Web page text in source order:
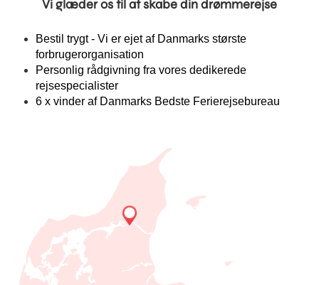
Vi glæder os til at skabe din drømmerejse
Bestil trygt - Vi er ejet af Danmarks største
forbrugerorganisation
Personlig rådgivning fra vores dedikerede
rejsespecialister
6 x vinder af Danmarks Bedste Ferierejsebureau